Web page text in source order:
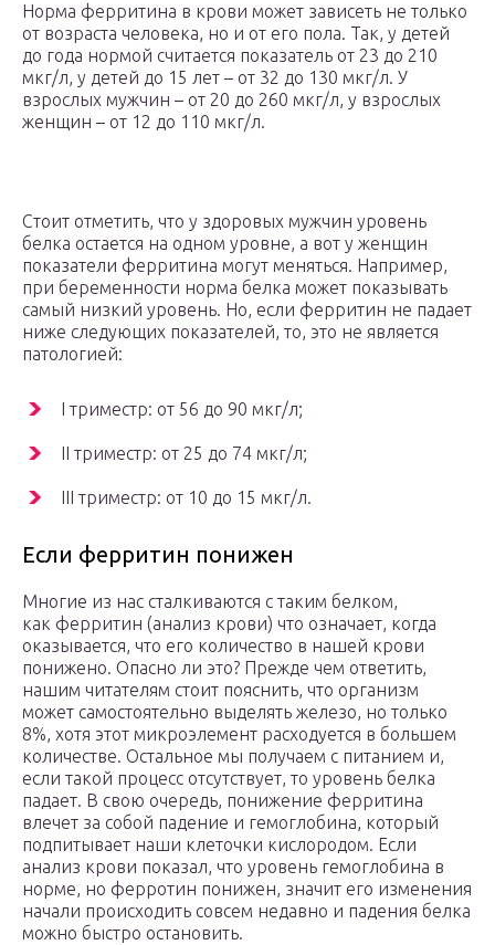
Норма ферритина в крови может зависеть не только
от возраста человека, но и от его пола. Так, у детей
до года нормой считается показатель от 23 до 210
мкг/л, у детей до 15 лет – от 32 до 130 мкг/л. У
взрослых мужчин – от 20 до 260 мкг/л, у взрослых
женщин – от 12 до 110 мкг/л.
Стоит отметить, что у здоровых мужчин уровень
белка остается на одном уровне, а вот у женщин
показатели ферритина могут меняться. Например,
при беременности норма белка может показывать
самый низкий уровень. Но, если ферритин не падает
ниже следующих показателей, то, это не является
патологией:
I триместр: от 56 до 90 мкг/л;
II триместр: от 25 до 74 мкг/л;
III триместр: от 10 до 15 мкг/л.
Если ферритин понижен
Многие из нас сталкиваются с таким белком,
как ферритин (анализ крови) что означает, когда
оказывается, что его количество в нашей крови
понижено. Опасно ли это? Прежде чем ответить,
нашим читателям стоит пояснить, что организм
может самостоятельно выделять железо, но только
8%, хотя этот микроэлемент расходуется в большем
количестве. Остальное мы получаем с питанием и,
если такой процесс отсутствует, то уровень белка
падает. В свою очередь, понижение ферритина
влечет за собой падение и гемоглобина, который
подпитывает наши клеточки кислородом. Если
анализ крови показал, что уровень гемоглобина в
норме, но ферротин понижен, значит его изменения
начали происходить совсем недавно и падения белка
можно быстро остановить.